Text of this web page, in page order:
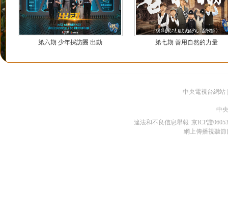
第六期 少年採訪團 出動 第七期 善用自然的力量
中央電視台網站
中
違法和不良信息舉報 京ICP證
網上傳播視聽節